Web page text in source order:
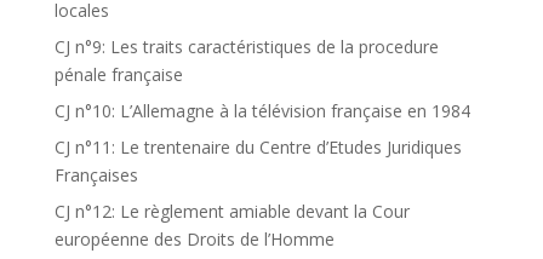
locales
CJ n°9: Les traits caractéristiques de la procedure
pénale française
CJ n°10: L’Allemagne à la télévision française en 1984
CJ n°11: Le trentenaire du Centre d’Etudes Juridiques
Françaises
CJ n°12: Le règlement amiable devant la Cour
européenne des Droits de l’Homme